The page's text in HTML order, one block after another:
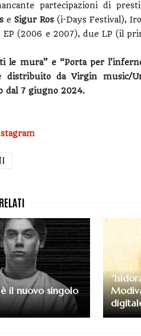
partecipazioni di
e Sigur Ros (i-Days Festival),
(2006 e 2007), due LP (il
le mura” e “Porta per
distribuito da Virgin music/
dal 7 giugno 2024.
è il nuovo singolo